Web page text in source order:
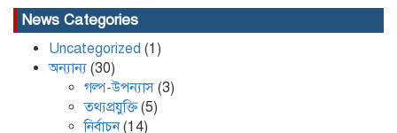
News Categories
Uncategorized (1)
অন্যান্য (30)
গল্প-উপন্যাস (3)
তথ্যপ্রযুক্তি(5)
নির্বাচন(14)